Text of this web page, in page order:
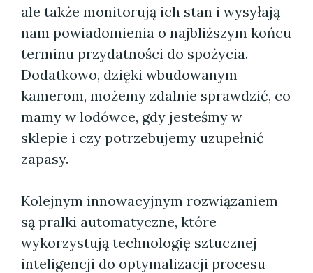
ale także monitorują ich stan i wysyłają
nam powiadomienia o najbliższym końcu
terminu przydatności do spożycia.
Dodatkowo, dzięki wbudowanym
kamerom, możemy zdalnie sprawdzić, co
mamy w lodówce, gdy jesteśmy w
sklepie i czy potrzebujemy uzupełnić
zapasy.
Kolejnym innowacyjnym rozwiązaniem
są pralki automatyczne, które
wykorzystują technologię sztucznej
inteligencji do optymalizacji procesu